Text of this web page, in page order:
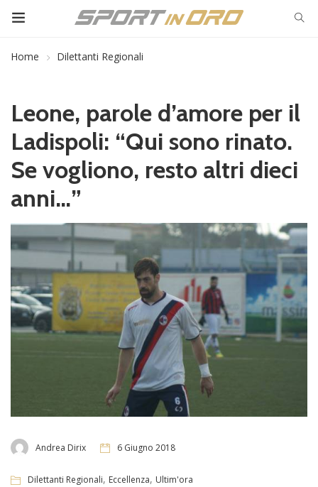
Home Dilettanti Regionali
Leone, parole d’amore per il
Ladispoli: “Qui sono rinato.
Se vogliono, resto altri dieci
anni…”
Andrea Dirix 6 Giugno 2018
Dilettanti Regionali, Eccellenza, Ultim'ora